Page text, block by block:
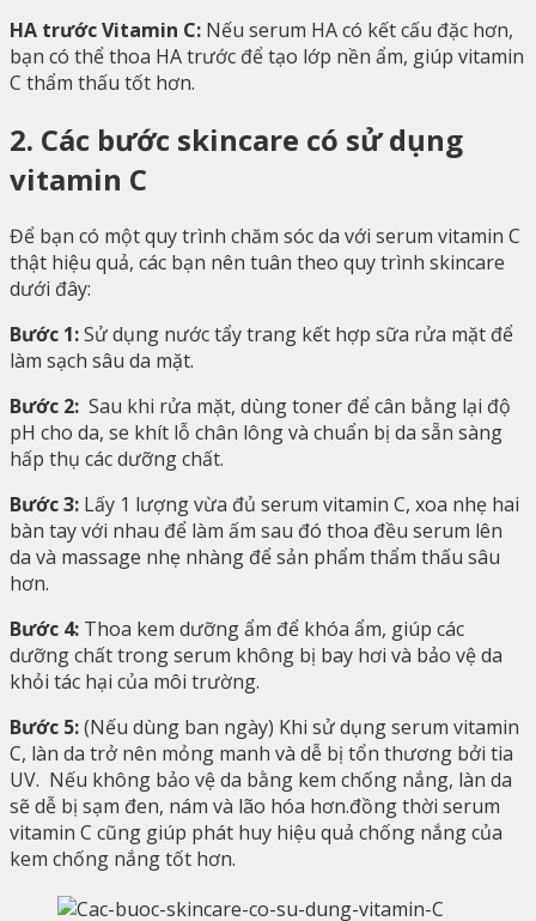
HA trước Vitamin C: Nếu serum HA có kết cấu đặc hơn,
bạn có thể thoa HA trước để tạo lớp nền ẩm, giúp vitamin
C thẩm thấu tốt hơn.
2. Các bước skincare có sử dụng
vitamin C
Để bạn có một quy trình chăm sóc da với serum vitamin C
thật hiệu quả, các bạn nên tuân theo quy trình skincare
dưới đây:
Bước 1:Sử dụng nước tẩy trang kết hợp sữa rửa mặt để
làm sạch sâu da mặt.
Bước 2: Sau khi rửa mặt, dùng toner để cân bằng lại độ
pH cho da, se khít lỗ chân lông và chuẩn bị da sẵn sàng
hấp thụ các dưỡng chất.
Bước 3: Lấy 1 lượng vừa đủ serum vitamin C, xoa nhẹ hai
bàn tay với nhau để làm ấm sau đó thoa đều serum lên
da và massage nhẹ nhàng để sản phẩm thẩm thấu sâu
hơn.
Bước 4: Thoa kem dưỡng ẩm để khóa ẩm, giúp các
dưỡng chất trong serum không bị bay hơi và bảo vệ da
khỏi tác hại của môi trường.
Bước 5:(Nếu dùng ban ngày) Khi sử dụng serum vitamin
C, làn da trở nên mỏng manh và dễ bị tổn thương bởi tia
UV. Nếu không bảo vệ da bằng kem chống nắng, làn da
sẽ dễ bị sạm đen, nám và lão hóa hơn.đồng thời serum
vitamin C cũng giúp phát huy hiệu quả chống nắng của
kem chống nắng tốt hơn.